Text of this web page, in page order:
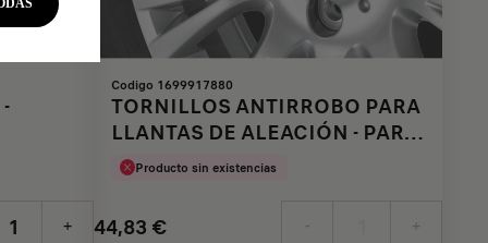
+
Codigo 1699917880
TORNILLOS ANTIRROBO PARA
LLANTAS DE ALEACIÓN - PARA
TORNILLOS DE 17 MM ENTRE
CARAS
Producto sin existencias
44,83 € - +